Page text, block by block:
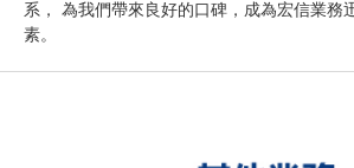
系， 為我們帶來良好的口碑，成為宏信業務
素。